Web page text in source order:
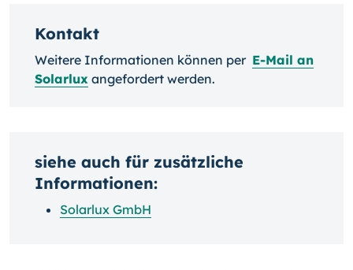
Kontakt
Weitere Informationen können per E-Mail an
Solarlux angefordert werden.
siehe auch für zusätzliche
Informationen:
Solarlux GmbH